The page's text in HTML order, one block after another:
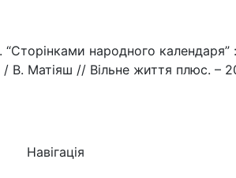
“Сторінками народного
/ В. Матіяш // Вільне життя плюс. –
Навігація